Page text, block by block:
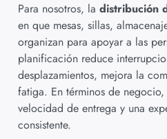
Para nosotros, la distribución
en que mesas, sillas,
organizan para apoyar a las
planificación reduce
desplazamientos, mejora la
fatiga. En términos de
velocidad de entrega y una
consistente.